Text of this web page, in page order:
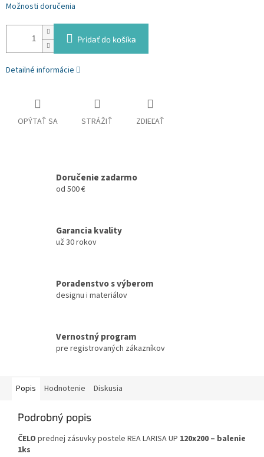
Možnosti doručenia
Pridať do košíka
Detailné informácie
OPÝTAŤ SA STRÁŽIŤ ZDIEĽAŤ
Doručenie zadarmo
od 500 €
Garancia kvality
už 30 rokov
Poradenstvo s výberom
designu i materiálov
Vernostný program
pre registrovaných zákazníkov
Popis Hodnotenie Diskusia
Podrobný popis
ČELO prednej zásuvky postele REA LARISA UP 120x200 – balenie
1ks